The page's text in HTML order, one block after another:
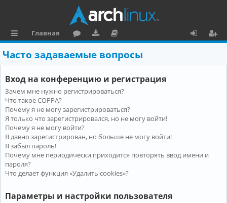
ы
л
к
и
Главная
ру
м
ру
зк
и
ку
м
е
н
та
ц
и
я
о
и
Часто задаваемые вопросы
Вход на конференцию и регистрация
Зачем мне нужно регистрироваться?
Что такое COPPA?
Почему я не могу зарегистрироваться?
Я только что зарегистрировался, но не могу войти!
Почему я не могу войти?
Я давно зарегистрирован, но больше не могу войти!
Я забыл пароль!
Почему мне периодически приходится повторять ввод имени и
пароля?
Что делает функция «Удалить cookies»?
Параметры и настройки пользователя